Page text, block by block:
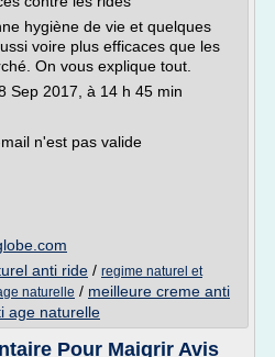
hygiène de vie et quelques
voire plus efficaces que les
On vous explique tout.
Sep 2017, à 14 h 45 min
n'est pas valide
anti ride / regime naturel et
naturelle / meilleure creme anti
age naturelle
Pour Maigrir Avis